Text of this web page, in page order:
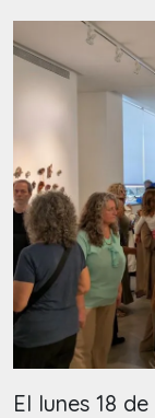
El lunes 18